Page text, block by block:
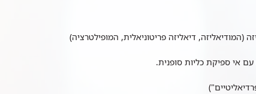
(המודיאליזה, דיאליזה פריטוניאלית, המופילטרציה)
אי ספיקת כליות סופנית.